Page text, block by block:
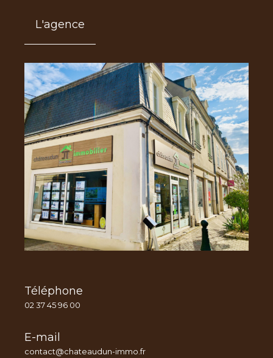
L'agence
Téléphone
02 37 45 96 00
E-mail
contact@chateaudun-immo.fr